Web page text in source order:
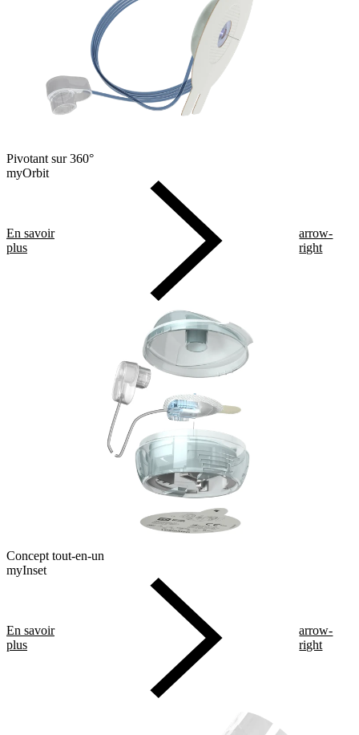
Pivotant sur 360°
myOrbit
En savoir
plus
arrow-
right
Concept tout-en-un
myInset
En savoir
plus
arrow-
right